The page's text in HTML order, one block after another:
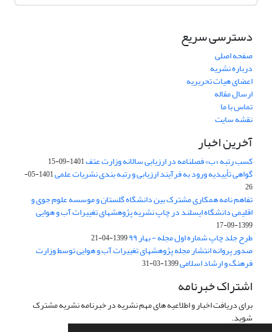
دسترسی سریع
صفحه اصلی
درباره نشریه
اعضای هیات تحریریه
ارسال مقاله
تماس با ما
نقشه سایت
آخرین اخبار
کسب رتبه «ب» فصلنامه در ارزیابی سالانه وزارت عتف1401-09-15
گواهی تأییدیه ورود به فرآیند ارزیابی و رتبه بندی نشریات علمی
1401-05-
26
تفاهم نامه همکاری مشترک بین دانشگاه گلستان و موسسه علوم جوی و
اقلیمی دانشگاه ایسلند در چاپ نشریه پژوهشهای تغییرات آب و هوایی
1399-09-17
طرح جلد چاپ شماره اول مجله - بهار ۹۹ 1399-04-21
صدور پروانه انتشار مجله پژوهشهای تغییرات آب و هوایی توسط وزارت
فرهنگ و ارشاد اسلامی1399-03-31
اشتراک خبرنامه
برای دریافت اخبار و اطلاعیه های مهم نشریه در خبرنامه نشریه مشترک
شوید.